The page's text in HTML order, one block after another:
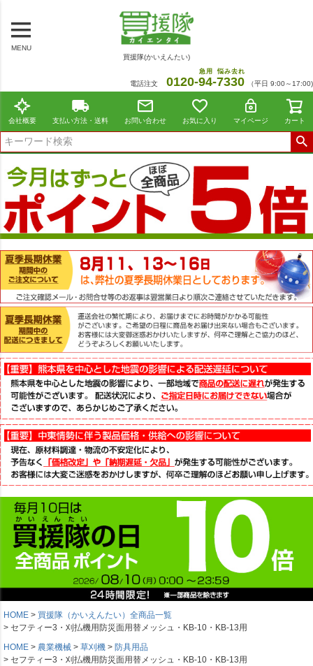
MENU
買援隊(かいえんたい)
電話注文 0120-94
急用
-7330
悩み去れ
（平日 9:00～17:00)
会社概要 支払い方法・送料 お問い合わせ お気に入り マイページ カート
HOME
買援隊（かいえんたい）全商品一覧
セフティー3・刈払機用防災面用替メッシュ・KB-10・KB-13用
HOME
農業機械 草刈機
防具用品
セフティー3・刈払機用防災面用替メッシュ・KB-10・KB-13用